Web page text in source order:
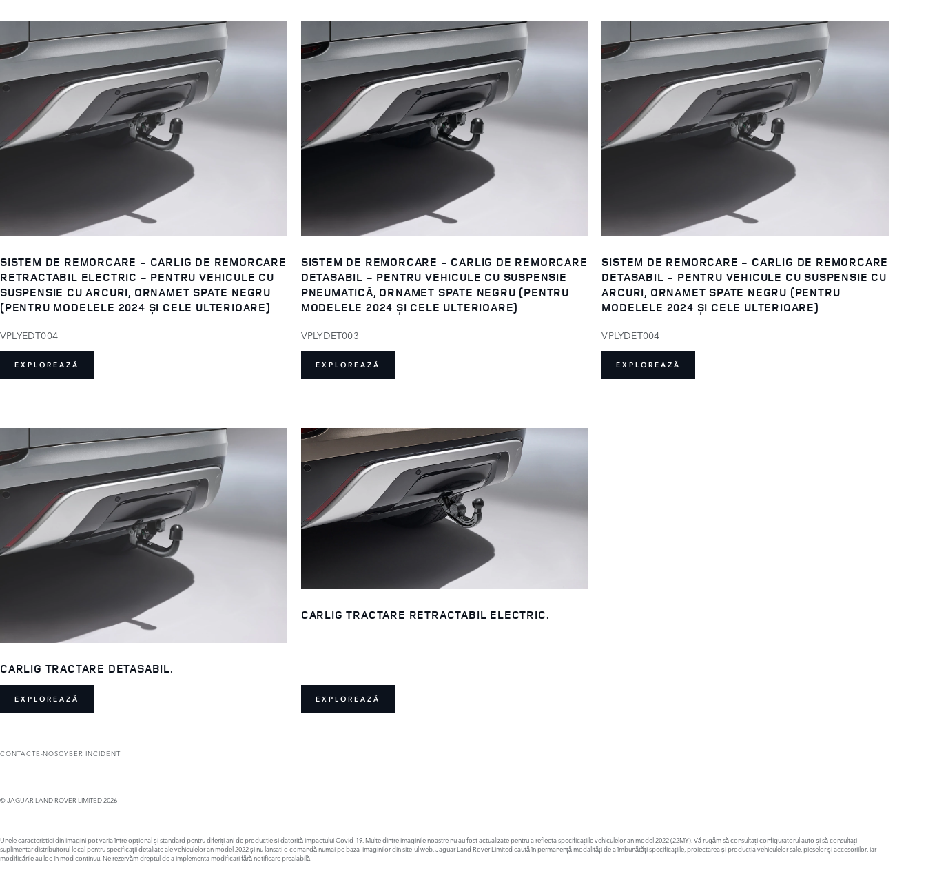
SISTEM DE REMORCARE - CARLIG DE REMORCARE
RETRACTABIL ELECTRIC - PENTRU VEHICULE CU
SUSPENSIE CU ARCURI, ORNAMET SPATE NEGRU
(PENTRU MODELELE 2024 ȘI CELE ULTERIOARE)
VPLYEDT004
EXPLOREAZĂ
SISTEM DE REMORCARE - CARLIG DE REMORCARE
DETASABIL - PENTRU VEHICULE CU SUSPENSIE
PNEUMATICĂ, ORNAMET SPATE NEGRU (PENTRU
MODELELE 2024 ȘI CELE ULTERIOARE)
VPLYDET003
EXPLOREAZĂ
SISTEM DE REMORCARE - CARLIG DE REMORCARE
DETASABIL - PENTRU VEHICULE CU SUSPENSIE CU
ARCURI, ORNAMET SPATE NEGRU (PENTRU
MODELELE 2024 ȘI CELE ULTERIOARE)
VPLYDET004
EXPLOREAZĂ
CARLIG TRACTARE DETASABIL.
EXPLOREAZĂ
CARLIG TRACTARE RETRACTABIL ELECTRIC.
EXPLOREAZĂ
CONTACTE-NOSCYBER INCIDENT
© JAGUAR LAND ROVER LIMITED 2026
Unele caracteristici din imagini pot varia între opțional și standard pentru diferiți ani de productie și datorită impactului Covid-19. Multe dintre imaginile noastre nu au fost actualizate pentru a reflecta specificațiile vehiculelor an model 2022 (22MY). Vă rugăm să consultați configuratorul auto și să consultați
suplimentar distribuitorul local pentru specificații detaliate ale vehiculelor an model 2022 și nu lansati o comandă numai pe baza imaginilor din site-ul web. Jaguar Land Rover Limited caută în permanență modalități de a îmbunătăți specificațiile, proiectarea și producția vehiculelor sale, pieselor și accesoriilor, iar
modificările au loc în mod continuu. Ne rezervăm dreptul de a implementa modificari fără notificare prealabilă.